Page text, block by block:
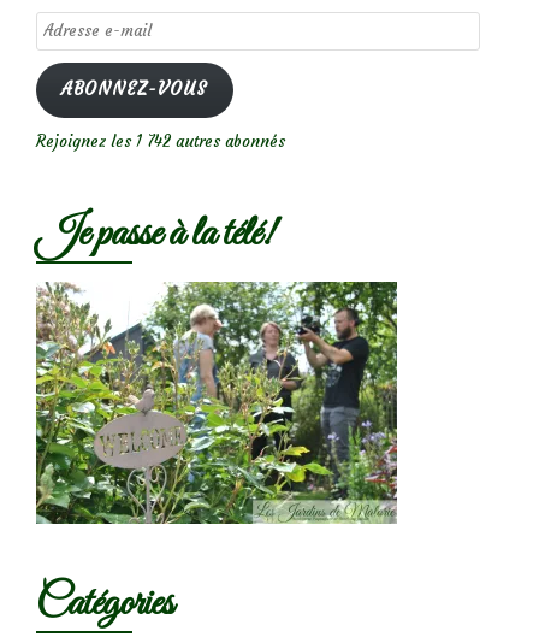
Adresse
e-
mail
ABONNEZ-VOUS
Rejoignez les 1 742 autres abonnés
Je passe à la télé!
Catégories